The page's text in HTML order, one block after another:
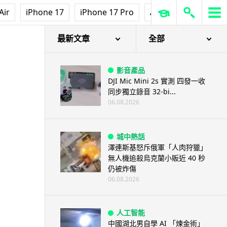
iPhone 17 iPhone 17 Pro AirPods Pro 3
最新文章 全部
影音產品
DJI Mic Mini 2s 實測 四發一收
同步獨立錄音 32-bi...
06.08.2026
城中熱話
澤連斯基怒斥俄軍「人肉狩獵」
無人機追殺烏克蘭小販近 40 秒
仍被炸傷
06.08.2026
人工智能
中國湖北男自學 AI 「煉金術」